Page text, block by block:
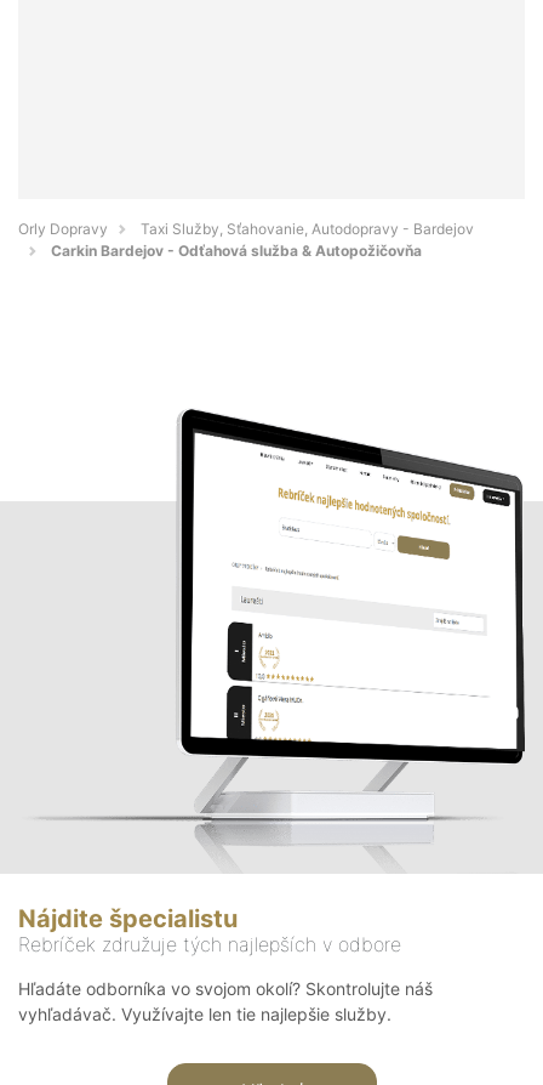
Orly Dopravy
Taxi Služby, Sťahovanie, Autodopravy - Bardejov
Carkin Bardejov - Odťahová služba & Autopožičovňa
Nájdite špecialistu
Rebríček združuje tých najlepších v odbore
Hľadáte odborníka vo svojom okolí? Skontrolujte náš
vyhľadávač. Využívajte len tie najlepšie služby.